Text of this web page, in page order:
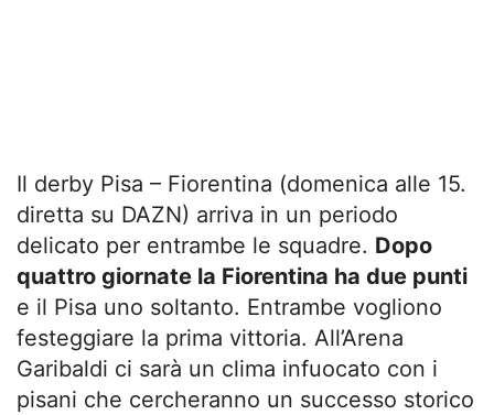
Il derby Pisa – Fiorentina (domenica alle 15.
diretta su DAZN) arriva in un periodo
delicato per entrambe le squadre. Dopo
quattro giornate la Fiorentina ha due punti
e il Pisa uno soltanto. Entrambe vogliono
festeggiare la prima vittoria. All’Arena
Garibaldi ci sarà un clima infuocato con i
pisani che cercheranno un successo storico